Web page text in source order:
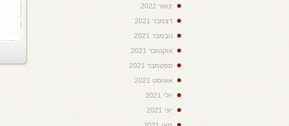
ינואר 2022
דצמבר 2021
נובמבר 2021
אוקטובר 2021
ספטמבר 2021
אוגוסט 2021
יולי 2021
יוני 2021